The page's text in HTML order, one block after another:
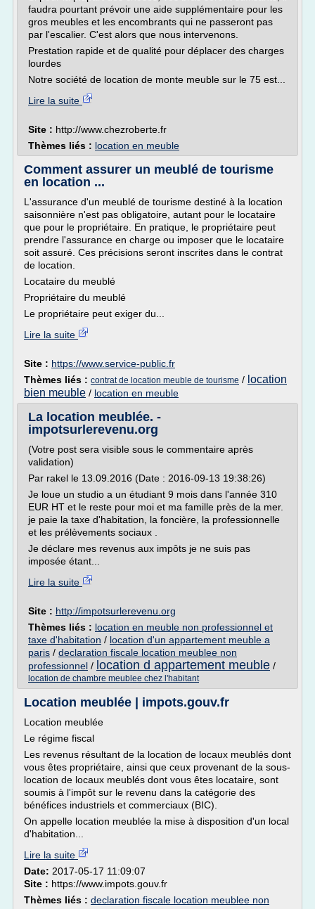
faudra pourtant prévoir une aide supplémentaire pour les
gros meubles et les encombrants qui ne passeront pas
par l'escalier. C'est alors que nous intervenons.
Prestation rapide et de qualité pour déplacer des charges
lourdes
Notre société de location de monte meuble sur le 75 est...
Lire la suite
Site : http://www.chezroberte.fr
Thèmes liés : location en meuble
Comment assurer un meublé de tourisme
en location ...
L'assurance d'un meublé de tourisme destiné à la location
saisonnière n'est pas obligatoire, autant pour le locataire
que pour le propriétaire. En pratique, le propriétaire peut
prendre l'assurance en charge ou imposer que le locataire
soit assuré. Ces précisions seront inscrites dans le contrat
de location.
Locataire du meublé
Propriétaire du meublé
Le propriétaire peut exiger du...
Lire la suite
Site : https://www.service-public.fr
Thèmes liés : contrat de location meuble de tourisme / location
bien meuble / location en meuble
La location meublée. -
impotsurlerevenu.org
(Votre post sera visible sous le commentaire après
validation)
Par rakel le 13.09.2016 (Date : 2016-09-13 19:38:26)
Je loue un studio a un étudiant 9 mois dans l'année 310
EUR HT et le reste pour moi et ma famille près de la mer.
je paie la taxe d'habitation, la foncière, la professionnelle
et les prélèvements sociaux .
Je déclare mes revenus aux impôts je ne suis pas
imposée étant...
Lire la suite
Site : http://impotsurlerevenu.org
Thèmes liés : location en meuble non professionnel et
taxe d'habitation / location d'un appartement meuble a
paris / declaration fiscale location meublee non
professionnel / location d appartement meuble /
location de chambre meublee chez l'habitant
Location meublée | impots.gouv.fr
Location meublée
Le régime fiscal
Les revenus résultant de la location de locaux meublés dont
vous êtes propriétaire, ainsi que ceux provenant de la sous-
location de locaux meublés dont vous êtes locataire, sont
soumis à l'impôt sur le revenu dans la catégorie des
bénéfices industriels et commerciaux (BIC).
On appelle location meublée la mise à disposition d'un local
d'habitation...
Lire la suite
Date: 2017-05-17 11:09:07
Site : https://www.impots.gouv.fr
Thèmes liés : declaration fiscale location meublee non